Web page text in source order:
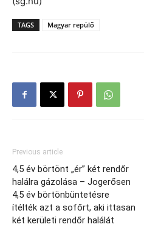
TAGS Magyar repülő
Previous article
4,5 év börtönt „ér” két rendőr
halálra gázolása – Jogerősen
4,5 év börtönbüntetésre
ítélték azt a sofőrt, aki ittasan
két kerületi rendőr halálát